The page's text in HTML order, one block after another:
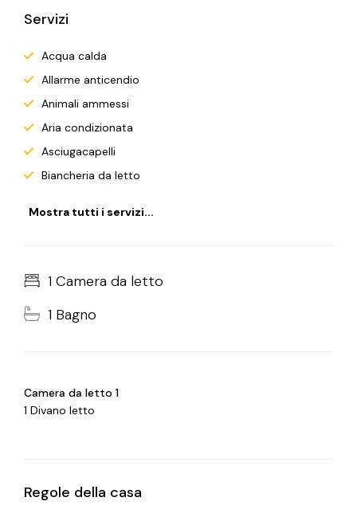
Servizi
Acqua calda
Allarme anticendio
Animali ammessi
Aria condizionata
Asciugacapelli
Biancheria da letto
Mostra tutti i servizi...
1 Camera da letto
1 Bagno
Camera da letto 1
1 Divano letto
Regole della casa